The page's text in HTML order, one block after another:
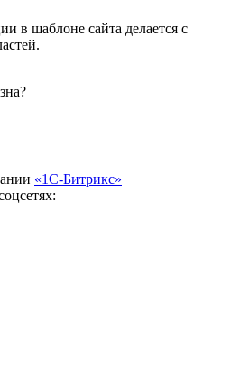
в шаблоне сайта делается с
«1С-Битрикс»